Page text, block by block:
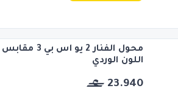
محول الفنار 2 يو اس بي 3 مقابس
اللون الوردي
23.940